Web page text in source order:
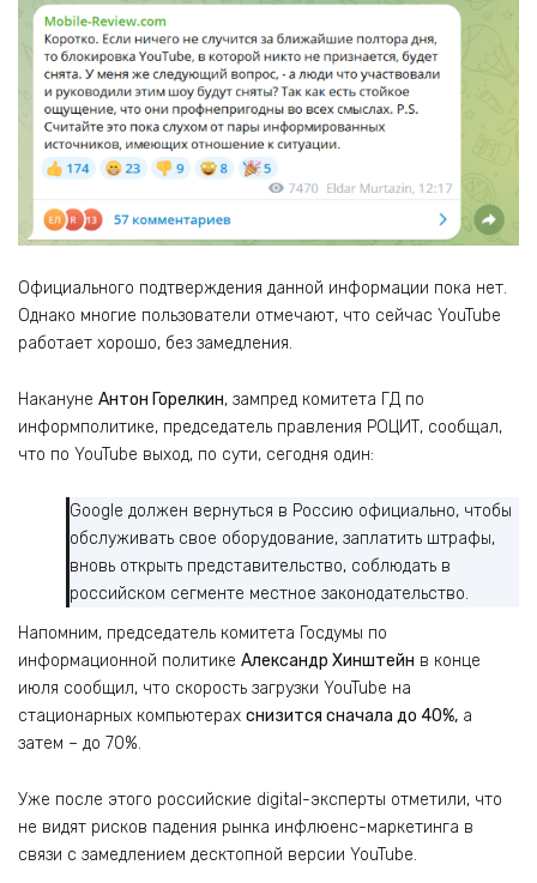
Официального подтверждения данной информации пока нет.
Однако многие пользователи отмечают, что сейчас YouTube
работает хорошо, без замедления.
Накануне Антон Горелкин, зампред комитета ГД по
информполитике, председатель правления РОЦИТ, сообщал,
что по YouTube выход, по сути, сегодня один:
Google должен вернуться в Россию официально, чтобы
обслуживать свое оборудование, заплатить штрафы,
вновь открыть представительство, соблюдать в
российском сегменте местное законодательство.
Напомним, председатель комитета Госдумы по
информационной политике Александр Хинштейн в конце
июля сообщил, что скорость загрузки YouTube на
стационарных компьютерах снизится сначала до 40%, а
затем – до 70%.
Уже после этого российские digital-эксперты отметили, что
не видят рисков падения рынка инфлюенс-маркетинга в
связи с замедлением десктопной версии YouTube.